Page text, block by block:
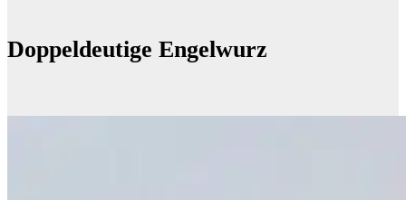
Doppeldeutige Engelwurz